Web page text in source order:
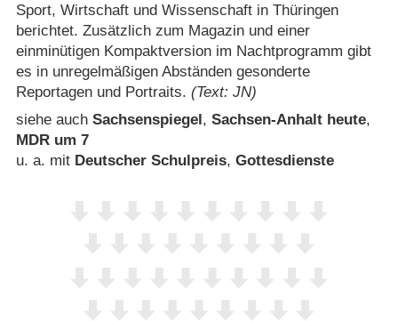
Sport, Wirtschaft und Wissenschaft in Thüringen
berichtet. Zusätzlich zum Magazin und einer
einminütigen Kompaktversion im Nachtprogramm gibt
es in unregelmäßigen Abständen gesonderte
Reportagen und Portraits. (Text: JN)
siehe auch Sachsenspiegel , Sachsen-Anhalt heute,
MDR um 7
u. a. mit Deutscher Schulpreis, Gottesdienste